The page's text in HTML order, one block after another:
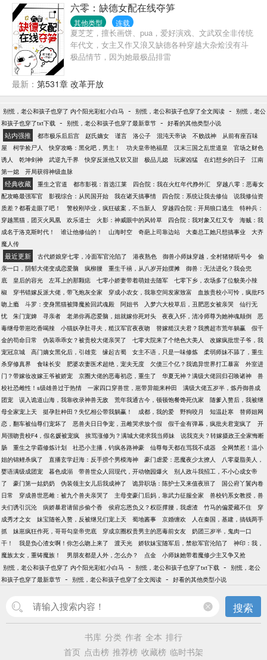
六零：缺德女配在线夺笋
其他类型 连载
夏芝芝，擅长画饼、pua，爱好演戏、文武双全非传统
年代文，女主又作又浪又缺德各种穿越大杂烩没有斗
极品情节，因为她最极品排雷
最新： 第531章 改革开放
别慌，老公和孩子也穿了 内个阳光彩虹小白马 - 别慌，老公和孩子也穿了全文阅读 - 别慌，老公
和孩子也穿了txt下载 - 别慌，老公和孩子也穿了最新章节 - 好看的其他类型小说
站内强推 都市极乐后后宫 赵氏嫡女 谨言 洛公子 混沌天帝诀 不败战神
从前有座百味
屋
柯学捡尸人 快穿攻略：黑化吧，男主！ 功夫皇帝艳福星 汉末三国之乱世道皇
官场之财色
诱人
乾坤剑神 武逆九千界 快穿反派他又软又甜 极品儿媳 玩家凶猛 在幻想乡的日子
江南
第一媳
开局获得神级血脉
经典收藏 重生之官道 都市影视：首选江莱 四合院：我在火红年代挣外汇
穿越八零：恶毒女
配攻略最强军官
影视综合：从民国开始 我在诸天搞事情 四合院：系统让我去修仙
说我修仙资
质差？都看走眼了吧！
警校刚毕业，疯狂破案，不当新人 穿越四合院：开局狼口逃生
特种兵：
穿越黑猫，团灭火凤凰
欢乐道士 火影：神威眼中的风铃草 四合院：我对象又红又专
海贼：我
成名于洛克斯时代！
谁让他修仙的！ 山海时空 奇葩上司靠边站 大秦总工她只想搞事业
大齐
魔人传
最近更新 古代娇娘穿七零，冷面军官沦陷了 港夜熟色 御兽小师妹穿越，全村猪猪听号令
偷
亲一口，阴郁大佬变成恋爱脑
疯柳腰 重生千禧，从八岁开始摆摊
御兽：无法进化？我会兜
底
皇后的容光 左耳上的那颗痣 七零小娇妻带着萌娃去随军
七零下乡，农场多了位貌美小辣
椒
穿书错嫁反派大佬，带飞炮灰全家 穿成小农女，我靠空间发家致富
血族贵校小可怜，疯批F5
吻上瘾
斗罗：变身黑猫被降魔捡回武魂殿 阿姐书 入梦六大校草后，丑肥恶女被亲哭
仙行无
忧
朱门宠婢 寻亲者 老弟你再恋爱脑，姐就嫁你死对头 夜夜入怀，清冷师尊为她神魂颠倒
恶
毒继母带崽吃香喝辣
小猫妖孕肚寻夫，糙汉军官夜夜吻 替嫁糙汉夫君？我携超市荒年躺赢
假千
金的苟命日常
伪装乖乖女？被贵校大佬亲哭了 七零大院来了个绝色大美人
改嫁疯批世子爷，我
宠冠京城
高门嫡女黑化后，引雄竞 缘起古蜀 女主不语，只是一味修炼
柔弱师妹不舔了，重生
杀穿修真界
食味长安 肥婆农妻医术超绝，宠夫无度 欠债三个亿？我诡异世界打工暴富
外室进
门？带嫁妆改嫁王爷被娇宠
京圈大佬的恶毒初恋，重生了 华夏无神？满级大佬回归召唤诸神
兽
校社恐雌性！s级雄兽过于热情
一家四口穿兽世，崽带异能来种田
满级大佬五岁半，炼丹御兽成
团宠
误入诡道山海，我靠收录神兽无敌 荒年我通古今，顿顿饱餐馋死仇家
随爹入赘后，我被继
母全家宠上天
挺孕肚种田？失忆相公带我躺赢！ 成都，我的爱 野狗咬月 知温赴寒
替师姐网
恋，翻车被仙尊们宠坏了
恶兽夫日日争宠，丑雌哭求放个假 假千金有弹幕，疯批夫君宠疯了
开
局强吻贵校F4，假名媛被宠疯
挨骂涨修为？满城大佬求我当师妹
说我克夫？转嫁摄政王全家悔断
肠
重生之学霸修炼计划 社恐小主播，钓疯各路神豪 仙尊每天都在骂我不成器
全网禁惹！温小
姐的锦鲤杀疯了
直播玄学赶海：反手捞个男模海神 豪门虐爱：恶魔夜少太撩人
八零凝脂美人，
婴语满级成团宠
暮色成溺 带兽世众人回现代，开动物园爆火
别人政斗我招工，不小心成女帝
了
豪门第一姑奶奶 伪装领主女儿后我成神了 诡异职场：陈护士又来值夜班了
国公府丫鬟内卷
日常
穿成兽世恶雌：被九个兽夫亲哭了 主母变豪门后妈，靠武力征服全家
兽校钓系女教授，兽
夫们诱引沉沦
病娇暴君请留步偷个香 侯府忘恩负义？权臣撑腰，我虐渣 竹马的偏爱藏不住
穿
成秀才之女
妹宝随爸入赘，反被继兄们宠上天 蜀地酱事 京婚缠欢
人在秦国，基建，搞钱两手
抓
妹崽疯狂作死，哥哥勾皇帝兜底 穿成京圈权贵男主的恶毒前女友
奶团三岁半，鬼肉一口
干！
我是负心渣女啊！你怎么吻上来了 渡天光 娇软妹宝随军后，禁欲军官沦陷了
神印：我，
魔族太女，重铸魔族！
男朋友都是人外，怎么办？ 点金
小师妹她带着魔修少主又争又抢
别慌，老公和孩子也穿了 内个阳光彩虹小白马 - 别慌，老公和孩子也穿了txt下载 - 别慌，老公
和孩子也穿了最新章节 - 别慌，老公和孩子也穿了全文阅读 - 好看的其他类型小说
搜索
书库 分类 作者 全本 排行
首页 点击榜 推荐榜 收藏榜 临时书架